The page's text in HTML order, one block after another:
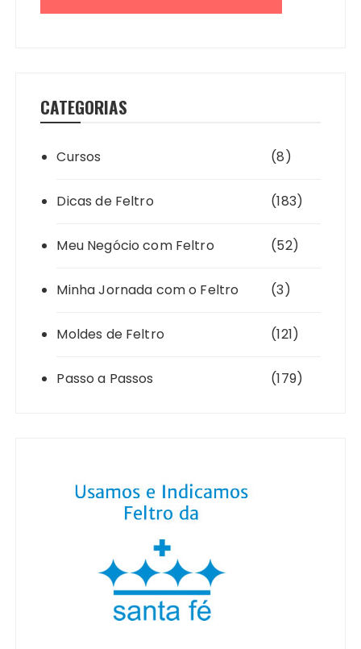
CATEGORIAS
Cursos (8)
Dicas de Feltro (183)
Meu Negócio com Feltro (52)
Minha Jornada com o Feltro (3)
Moldes de Feltro (121)
Passo a Passos (179)